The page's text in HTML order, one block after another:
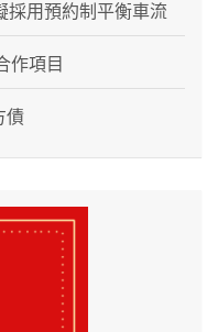
採用預約制平衡車流
作項目
債